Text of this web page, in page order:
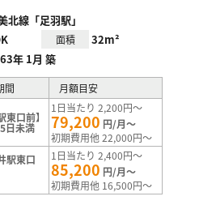
北線「足羽駅」
面積 32m²
年 1月 築
間 月額目安
口前】
日未満
1日当たり 2,200円～
79,200 円/月～
初期費用他 22,000円～
駅東口
1日当たり 2,400円～
85,200 円/月～
初期費用他 16,500円～